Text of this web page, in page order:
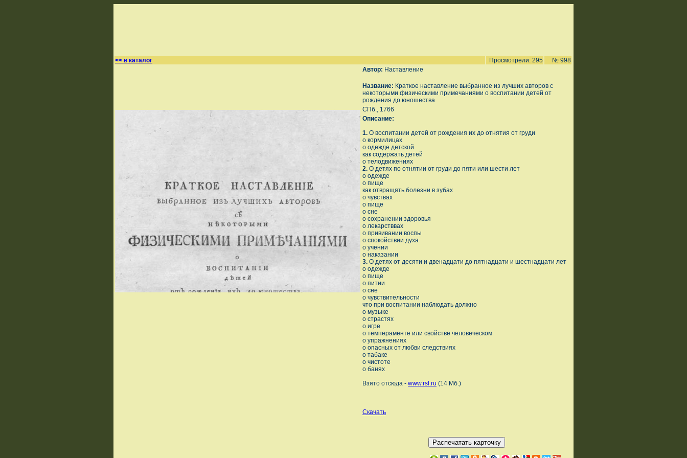
<< в каталог Просмотрели: 295
№ 998
Автор: Наставление
Название: Краткое наставление выбранное из лучших авторов с
некоторыми физическими примечаниями о воспитании детей от
рождения до юношества
СПб., 1766
Описание:
1. О воспитании детей от рождения их до отнятия от груди
о кормилицах
о одежде детской
как содержать детей
о телодвижениях
2. О детях по отнятии от груди до пяти или шести лет
о одежде
о пище
как отвращять болезни в зубах
о чувствах
о пище
о сне
о сохранении здоровья
о лекарстввах
о прививании воспы
о спокойствии духа
о учении
о наказании
3. О детях от десяти и двенадцати до пятнадцати и шестнадцати лет
о одежде
о пище
о питии
о сне
о чувствительности
что при воспитании наблюдать должно
о музыке
о страстях
о игре
о темпераменте или свойстве человеческом
о упражнениях
о опасных от любви следствиях
о табаке
о чистоте
о банях
Взято отсюда - www.rsl.ru (14 Мб.)
Скачать